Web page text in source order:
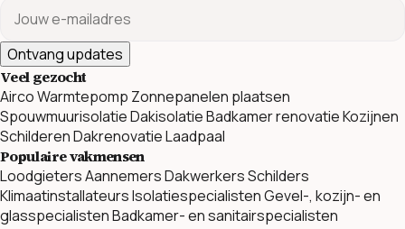
Ontvang updates
Veel gezocht
AircoWarmtepomp Zonnepanelen plaatsen
SpouwmuurisolatieDakisolatieBadkamer renovatieKozijnen
SchilderenDakrenovatieLaadpaal
Populaire vakmensen
LoodgietersAannemersDakwerkersSchilders
KlimaatinstallateursIsolatiespecialistenGevel-, kozijn- en
glasspecialistenBadkamer- en sanitairspecialisten